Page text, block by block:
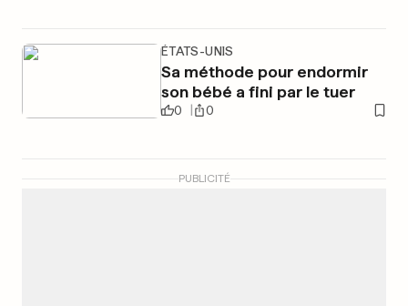
ÉTATS-UNIS
Sa méthode pour endormir
son bébé a fini par le tuer
0 0
PUBLICITÉ